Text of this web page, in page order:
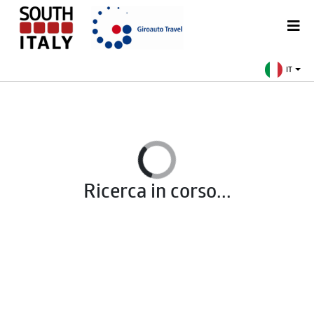
IT
Ricerca in corso...